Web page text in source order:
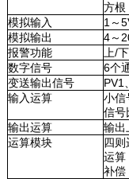
方根
模拟输入
1 ～
模拟输出
4～
报警功能
上/
数字信号
6个
变送输出信号
PV1
输入运算
小信
信号
输出运算
输出
运算模块
四则
运算
补偿